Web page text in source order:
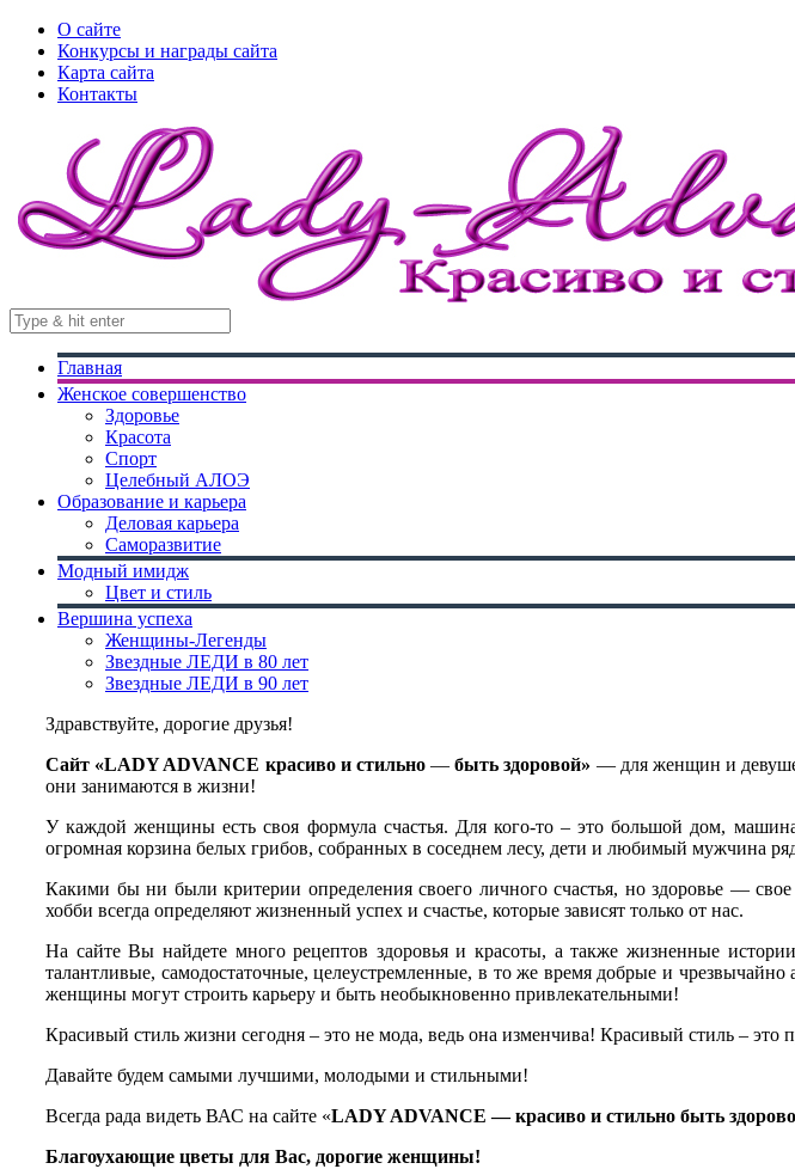
О сайте
Конкурсы и награды сайта
Карта сайта
Контакты
Главная
Женское совершенство
Здоровье
Красота
Спорт
Целебный АЛОЭ
Образование и карьера
Деловая карьера
Саморазвитие
Модный имидж
Цвет и стиль
Вершина успеха
Женщины-Легенды
Звездные ЛЕДИ в 80 лет
Звездные ЛЕДИ в 90 лет
Здравствуйте, дорогие друзья!
Сайт «LADY ADVANCE красиво и стильно—быть здоровой» — для женщин и
они занимаются в жизни!
У каждой женщины есть своя формула счастья. Для кого-то – это большой дом,
огромная корзина белых грибов, собранных в соседнем лесу, дети и любимый мужчина
Какими бы ни были критерии определения своего личного счастья, но здоровье —
хобби всегда определяют жизненный успех и счастье, которые зависят только от нас.
На сайте Вы найдете много рецептов здоровья и красоты, а также жизненные
талантливые, самодостаточные, целеустремленные, в то же время добрые и
женщины могут строить карьеру и быть необыкновенно привлекательными!
Красивый стиль жизни сегодня – это не мода, ведь она изменчива! Красивый стиль – это
Давайте будем самыми лучшими, молодыми и стильными!
Всегда рада видеть ВАС на сайте «LADY ADVANCE — красиво и стильно быть
Благоухающие цветы для Вас, дорогие женщины!